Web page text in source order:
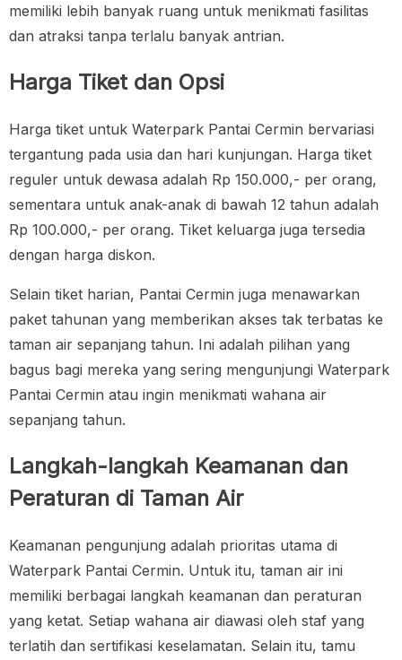
memiliki lebih banyak ruang untuk menikmati fasilitas
dan atraksi tanpa terlalu banyak antrian.
Harga Tiket dan Opsi
Harga tiket untuk Waterpark Pantai Cermin bervariasi
tergantung pada usia dan hari kunjungan. Harga tiket
reguler untuk dewasa adalah Rp 150.000,- per orang,
sementara untuk anak-anak di bawah 12 tahun adalah
Rp 100.000,- per orang. Tiket keluarga juga tersedia
dengan harga diskon.
Selain tiket harian, Pantai Cermin juga menawarkan
paket tahunan yang memberikan akses tak terbatas ke
taman air sepanjang tahun. Ini adalah pilihan yang
bagus bagi mereka yang sering mengunjungi Waterpark
Pantai Cermin atau ingin menikmati wahana air
sepanjang tahun.
Langkah-langkah Keamanan dan
Peraturan di Taman Air
Keamanan pengunjung adalah prioritas utama di
Waterpark Pantai Cermin. Untuk itu, taman air ini
memiliki berbagai langkah keamanan dan peraturan
yang ketat. Setiap wahana air diawasi oleh staf yang
terlatih dan sertifikasi keselamatan. Selain itu, tamu